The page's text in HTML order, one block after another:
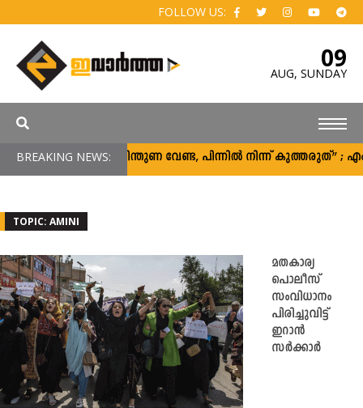
FOLLOW US:
09
AUG, SUNDAY
BREAKING NEWS:“പിന്തുണ വേണ്ട, പിന്നിൽ നിന്ന് കുത്തരുത്” ;
TOPIC: AMINI
മതകാര്യ
പൊലീസ്
സംവിധാനം
പിരിച്ചുവിട്ട്
ഇറാൻ
സർക്കാർ